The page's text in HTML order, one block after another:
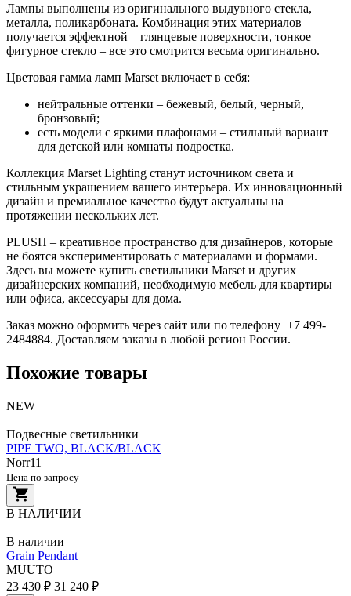
Лампы выполнены из оригинального выдувного стекла,
металла, поликарбоната. Комбинация этих материалов
получается эффектной – глянцевые поверхности, тонкое
фигурное стекло – все это смотрится весьма оригинально.
Цветовая гамма ламп Marset включает в себя:
нейтральные оттенки – бежевый, белый, черный,
бронзовый;
есть модели с яркими плафонами – стильный вариант
для детской или комнаты подростка.
Коллекция Marset Lighting станут источником света и
стильным украшением вашего интерьера. Их инновационный
дизайн и премиальное качество будут актуальны на
протяжении нескольких лет.
PLUSH – креативное пространство для дизайнеров, которые
не боятся экспериментировать с материалами и формами.
Здесь вы можете купить светильники Marset и других
дизайнерских компаний, необходимую мебель для квартиры
или офиса, аксессуары для дома.
Заказ можно оформить через сайт или по телефону +7 499-
2484884. Доставляем заказы в любой регион России.
Похожие товары
NEW
Подвесные светильники
PIPE TWO, BLACK/BLACK
Norr11
Цена по запросу
В НАЛИЧИИ
В наличии
Grain Pendant
MUUTO
23 430 ₽ 31 240 ₽